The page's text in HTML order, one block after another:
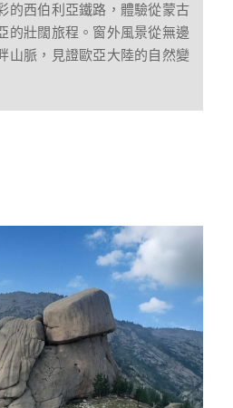
的西伯利亞鐵路，體驗從蒙古
的壯闊旅程。窗外風景從無邊
山脈，見證歐亞大陸的自然變